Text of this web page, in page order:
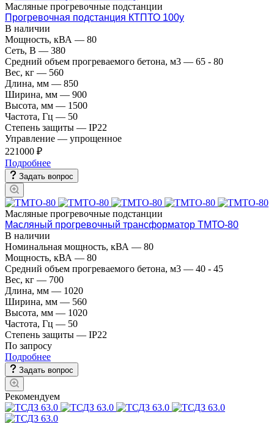
Масляные прогревочные подстанции
Прогревочная подстанция КТПТО 100у
В наличии
Мощность, кВА — 80
Сеть, В — 380
Средний объем прогреваемого бетона, м3 — 65 - 80
Вес, кг — 560
Длина, мм — 850
Ширина, мм — 900
Высота, мм — 1500
Частота, Гц — 50
Степень защиты — IP22
Управление — упрощенное
221000 ₽
Подробнее
Задать вопрос
Масляные прогревочные подстанции
Масляный прогревочный трансформатор ТМТО-80
В наличии
Номинальная мощность, кВА — 80
Мощность, кВА — 80
Средний объем прогреваемого бетона, м3 — 40 - 45
Вес, кг — 700
Длина, мм — 1020
Ширина, мм — 560
Высота, мм — 1020
Частота, Гц — 50
Степень защиты — IP22
По запросу
Подробнее
Задать вопрос
Рекомендуем